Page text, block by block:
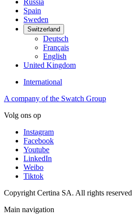
Spain
Sweden
Switzerland
Deutsch
Français
English
United Kingdom
International
A company of the Swatch Group
Volg ons op
Instagram
Facebook
Youtube
LinkedIn
Weibo
Tiktok
Copyright Certina SA. All rights reserved
Main navigation